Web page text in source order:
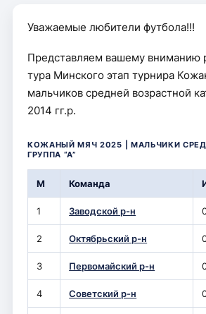
Уважаемые любители футбола!!!
Представляем вашему вниманию
тура Минского этап турнира
мальчиков средней возрастной
2014 гг.р.
КОЖАНЫЙ МЯЧ 2025 | МАЛЬЧИКИ
ГРУППА “А”
М Команда
1 Заводской р-н
2 Октябрьский р-н
3 Первомайский р-н
4 Советский р-н